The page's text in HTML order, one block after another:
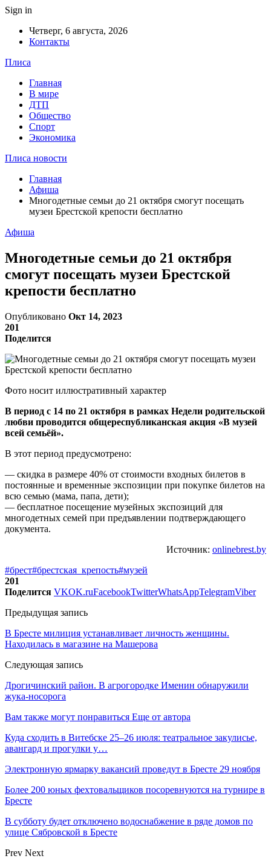
Sign in
Четверг, 6 августа, 2026
Контакты
Плиса
Главная
В мире
ДТП
Общество
Спорт
Экономика
Плиса новости
Главная
Афиша
Многодетные семьи до 21 октября смогут посещать
музеи Брестской крепости бесплатно
Афиша
Многодетные семьи до 21 октября
смогут посещать музеи Брестской
крепости бесплатно
Опубликовано Окт 14, 2023
201
Поделится
Фото носит иллюстративный характер
В период с 14 по 21 октября в рамках Недели родительской
любви проводится общереспубликанская акция «В музей
всей семьёй».
В этот период предусмотрено:
— скидка в размере 40% от стоимости входных билетов в
постоянные и временные экспозиции при покупке билетов на
всю семью (мама, папа, дети);
— бесплатное посещение музейных экспозиций для
многодетных семей при предъявлении подтверждающего
документа.
Источник: onlinebrest.by
#брест#брестская_крепость#музей
201
Поделится VKOK.ruFacebookTwitterWhatsAppTelegramViber
Предыдущая запись
В Бресте милиция устанавливает личность женщины.
Находилась в магазине на Машерова
Следующая запись
Дрогичинский район. В агрогородке Именин обнаружили
жука-носорога
Вам также могут понравиться Еще от автора
Куда сходить в Витебске 25–26 июля: театральное закулисье,
авангард и прогулки у…
Электронную ярмарку вакансий проведут в Бресте 29 ноября
Более 200 юных фехтовальщиков посоревнуются на турнире в
Бресте
В субботу будет отключено водоснабжение в ряде домов по
улице Сябровской в Бресте
Prev Next